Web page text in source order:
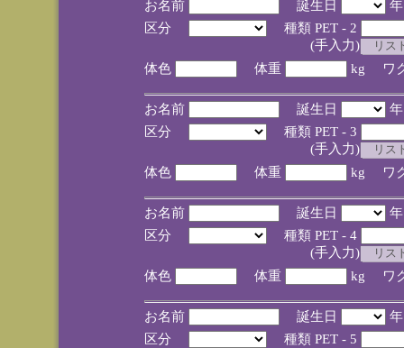
お名前 誕生日
区分
種類 PET - 2
(手入力)
体色
体重 kg ワ
お名前 誕生日
区分
種類 PET - 3
(手入力)
体色
体重 kg ワ
お名前 誕生日
区分
種類 PET - 4
(手入力)
体色
体重 kg ワ
お名前 誕生日
区分
種類 PET - 5